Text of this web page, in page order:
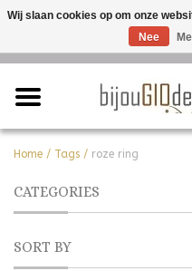
Home / Tags / roze ring
CATEGORIES
SORT BY
Wij slaan cookies op om onze
Nee